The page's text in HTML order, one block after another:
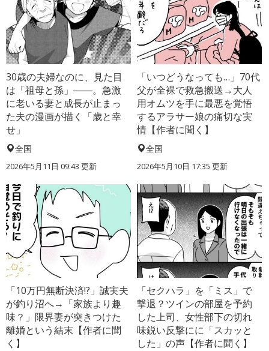
30歳の夫婦なのに、見た目
は「祖母と孫」――。急激
に老いる妻と成長が止まっ
た夫の漫画が描く「歳と幸
せ」
全国
2026年5月11日 09:43 更新
「いつどうなっても…」70代
父が全裸で救急搬送→大人
用オムツを手に最悪を覚悟
するアラサー娘の痛切な実
情【作者に聞く】
全国
2026年5月10日 17:35 更新
「10万円無断決済!?」誠実夫
が釣り沼へ→「家族より趣
味？」限界妻が突きつけた
離婚という結末【作者に聞
く】
「セクハラ」を「ミス」で
撃退？ツインの部屋を予約
した上司、女性部下の切れ
味鋭い反撃にに「スカッと
した」の声【作者に聞く】